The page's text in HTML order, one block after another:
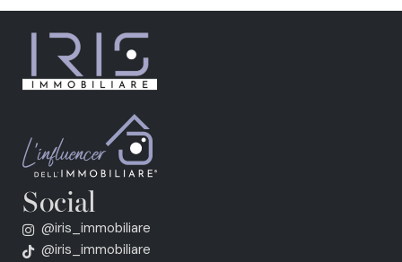
Social
@iris_immobiliare
@iris_immobiliare